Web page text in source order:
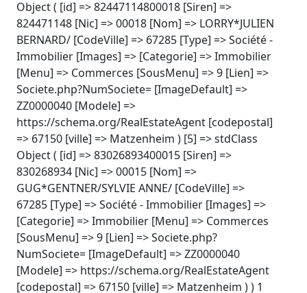
Object ( [id] => 82447114800018 [Siren] =>
824471148 [Nic] => 00018 [Nom] => LORRY*JULIEN
BERNARD/ [CodeVille] => 67285 [Type] => Société -
Immobilier [Images] => [Categorie] => Immobilier
[Menu] => Commerces [SousMenu] => 9 [Lien] =>
Societe.php?NumSociete= [ImageDefault] =>
ZZ0000040 [Modele] =>
https://schema.org/RealEstateAgent [codepostal]
=> 67150 [ville] => Matzenheim ) [5] => stdClass
Object ( [id] => 83026893400015 [Siren] =>
830268934 [Nic] => 00015 [Nom] =>
GUG*GENTNER/SYLVIE ANNE/ [CodeVille] =>
67285 [Type] => Société - Immobilier [Images] =>
[Categorie] => Immobilier [Menu] => Commerces
[SousMenu] => 9 [Lien] => Societe.php?
NumSociete= [ImageDefault] => ZZ0000040
[Modele] => https://schema.org/RealEstateAgent
[codepostal] => 67150 [ville] => Matzenheim ) ) 1